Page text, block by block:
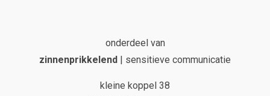
onderdeel van
zinnenprikkelend
| sensitieve communicatie
kleine koppel 38